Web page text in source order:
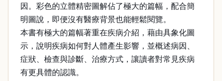
因。彩色的立體精密圖解佔了極大的篇幅，配合簡
明圖說，即便沒有醫療背景也能輕鬆閱覽。
本書有極大的篇幅著重在疾病介紹，藉由具象化圖
示，說明疾病如何對人體產生影響，並概述病因、
症狀、檢查與診斷、治療方式，讓讀者對常見疾病
有更具體的認識。